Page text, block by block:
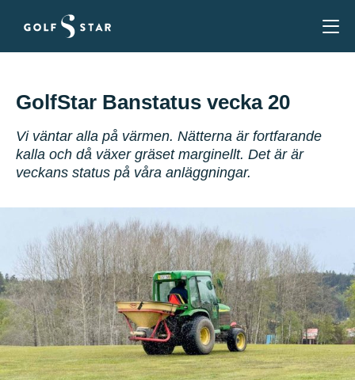
GolfStar Banstatus vecka 20
Vi väntar alla på värmen. Nätterna är fortfarande
kalla och då växer gräset marginellt. Det är är
veckans status på våra anläggningar.